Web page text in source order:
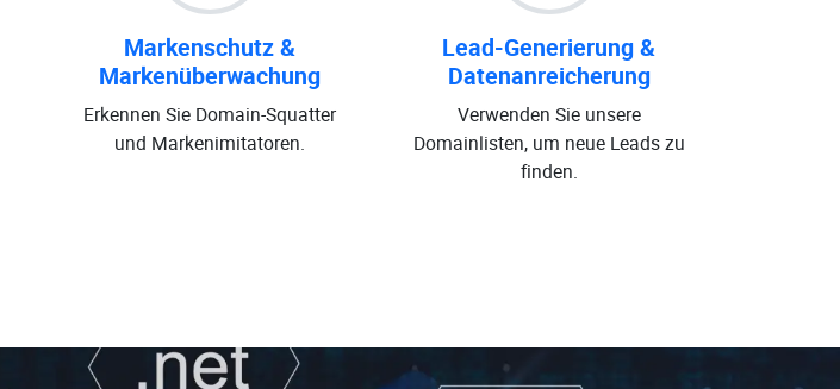
Markenschutz &
Markenüberwachung
Erkennen Sie Domain-Squatter
und Markenimitatoren.
Lead-Generierung &
Datenanreicherung
Verwenden Sie unsere
Domainlisten, um neue Leads zu
finden.